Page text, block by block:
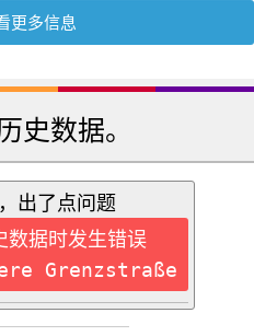
更多信息
史数据。
出了点问题
数据时发生错误
Grenzstraße